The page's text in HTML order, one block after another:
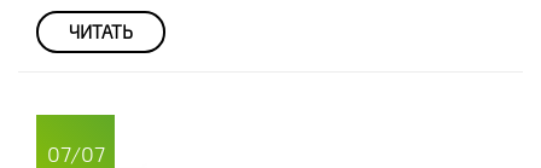
ЧИТАТЬ
07/07